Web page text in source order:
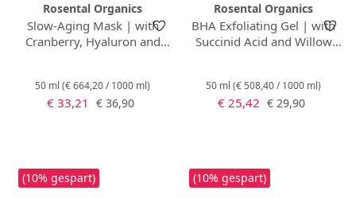
Rosental Organics
Slow-Aging Mask | with
Cranberry, Hyaluron and
50 ml (€ 664,20 / 1000 ml)
Verkaufspreis:
€ 33,21 Regulärer Preis:
€ 36,90
Rosental Organics
BHA Exfoliating Gel | with
Succinid Acid and Willow
50 ml (€ 508,40 / 1000 ml)
Verkaufspreis:
€ 25,42 Regulärer Preis:
€ 29,90
(10% gespart) (10% gespart)